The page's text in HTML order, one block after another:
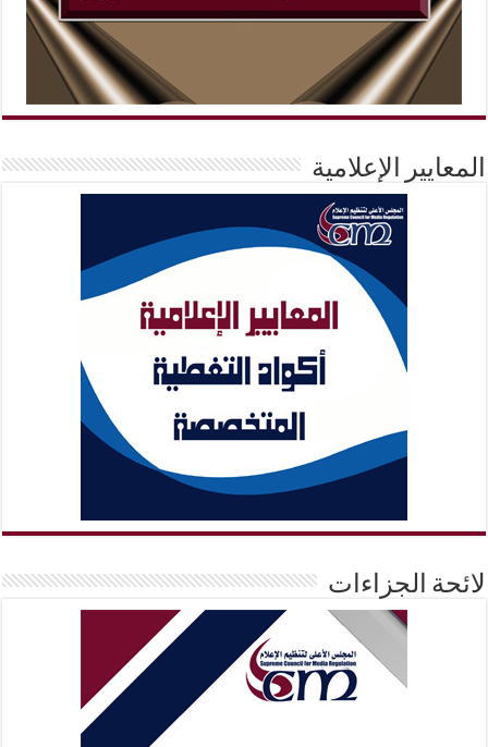
المعايير الإعلامية
لائحة الجزاءات